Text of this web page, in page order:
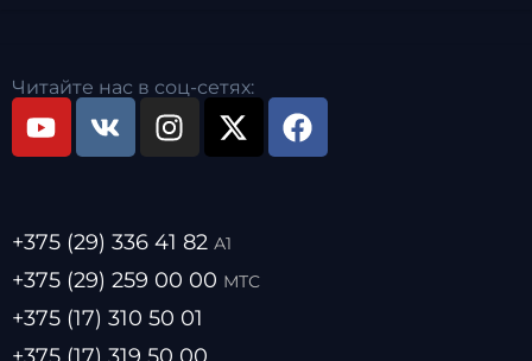
Читайте нас в соц-сетях:
+375 (29) 336 41 82 А1
+375 (29) 259 00 00 МТС
+375 (17) 310 50 01